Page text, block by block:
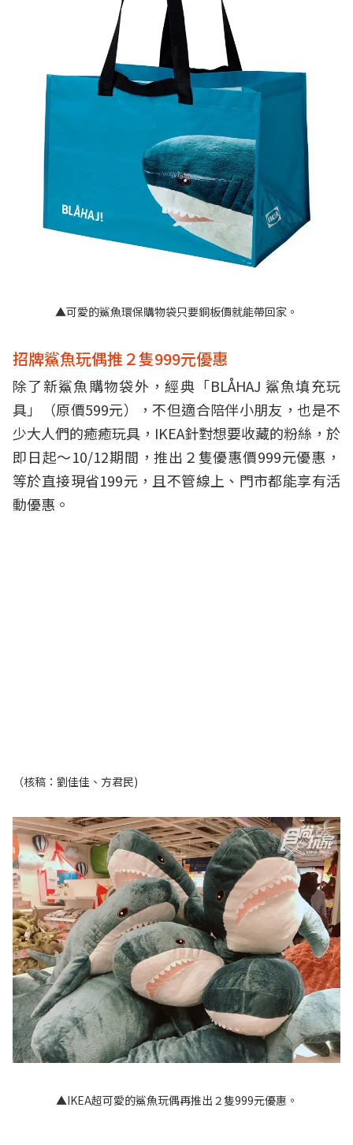
▲可愛的鯊魚環保購物袋只要銅板價就能帶回家。
招牌鯊魚玩偶推２隻999元優惠
除了新鯊魚購物袋外，經典「BLÅHAJ 鯊魚填充玩
具」（原價599元），不但適合陪伴小朋友，也是不
少大人們的癒癒玩具，IKEA針對想要收藏的粉絲，於
即日起～10/12期間，推出２隻優惠價999元優惠，
等於直接現省199元，且不管線上、門市都能享有活
動優惠。
（核稿：劉佳佳、方君民)
▲IKEA超可愛的鯊魚玩偶再推出２隻999元優惠。